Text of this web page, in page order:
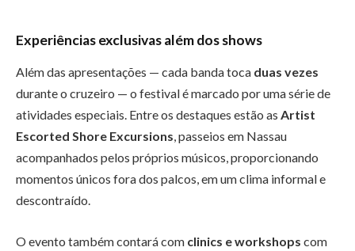
Experiências exclusivas além dos shows
Além das apresentações — cada banda toca duas vezes
durante o cruzeiro — o festival é marcado por uma série de
atividades especiais. Entre os destaques estão as Artist
Escorted Shore Excursions, passeios em Nassau
acompanhados pelos próprios músicos, proporcionando
momentos únicos fora dos palcos, em um clima informal e
descontraído.
O evento também contará com clinics e workshops com